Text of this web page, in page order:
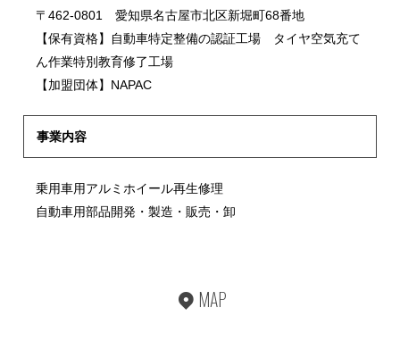
〒462-0801 愛知県名古屋市北区新堀町68番地
【保有資格】自動車特定整備の認証工場 タイヤ空気充て
ん作業特別教育修了工場
【加盟団体】NAPAC
事業内容
乗用車用アルミホイール再生修理
自動車用部品開発・製造・販売・卸
MAP